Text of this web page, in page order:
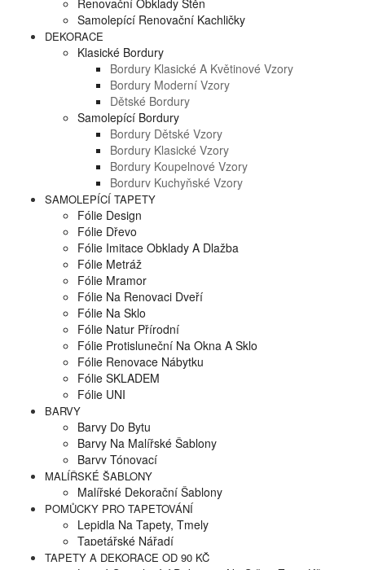
Renovační Obklady Stěn
Samolepící Renovační Kachličky
DEKORACE
Klasické Bordury
Bordury Klasické A Květinové Vzory
Bordury Moderní Vzory
Dětské Bordury
Samolepící Bordury
Bordury Dětské Vzory
Bordury Klasické Vzory
Bordury Koupelnové Vzory
Bordury Kuchyňské Vzory
SAMOLEPÍCÍ TAPETY
Fólie Design
Fólie Dřevo
Fólie Imitace Obklady A Dlažba
Fólie Metráž
Fólie Mramor
Fólie Na Renovaci Dveří
Fólie Na Sklo
Fólie Natur Přírodní
Fólie Protisluneční Na Okna A Sklo
Fólie Renovace Nábytku
Fólie SKLADEM
Fólie UNI
BARVY
Barvy Do Bytu
Barvy Na Malířské Šablony
Barvy Tónovací
MALÍŘSKÉ ŠABLONY
Malířské Dekorační Šablony
POMŮCKY PRO TAPETOVÁNÍ
Lepidla Na Tapety, Tmely
Tapetářské Nářadí
TAPETY A DEKORACE OD 90 KČ